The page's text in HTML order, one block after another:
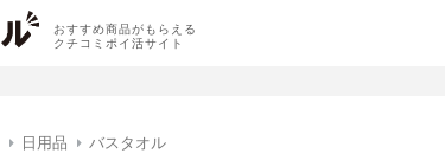
おすすめ商品がもらえる
クチコミポイ活サイト
日用品 バスタオル